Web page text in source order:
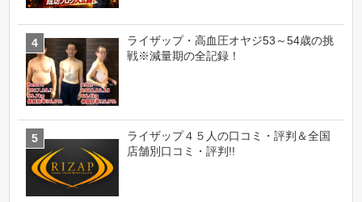
ライザップ・高血圧オヤジ53～54歳の挑
戦※減量期の全記録！
ライザップ４５人の口コミ・評判＆全国
店舗別口コミ・評判!!